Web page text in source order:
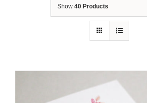
Show 40 Products